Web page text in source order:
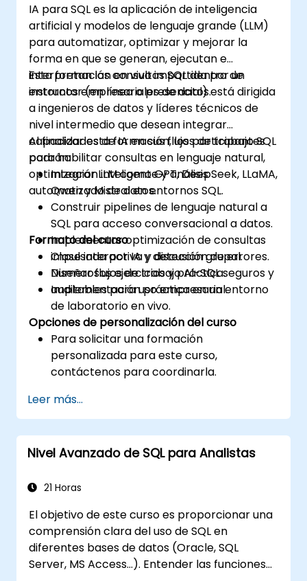
IA para SQL es la aplicación de inteligencia
artificial y modelos de lenguaje grande (LLM)
para automatizar, optimizar y mejorar la
forma en que se generan, ejecutan e
interpretan las consultas SQL dentro de
entornos empresariales de datos.
Esta formación en vivo impartida por un
instructor (en línea o presencial) está dirigida
a ingenieros de datos y líderes técnicos de
nivel intermedio que desean integrar
capacidades de IA en sus flujos de trabajo SQL
para habilitar consultas en lenguaje natural,
optimización inteligente y análisis
automatizado de datos.
Al finalizar esta formación, los participantes
podrán:
Integrar LLM como GPT, DeepSeek, LLaMA,
Qwen y Mistral en entornos SQL.
Construir pipelines de lenguaje natural a
SQL para acceso conversacional a datos.
Implementar optimización de consultas
impulsada por IA y detección de errores.
Diseñar flujos de trabajo AI-SQL seguros y
auditables para uso empresarial.
Formato del curso
Clase interactiva y discusión grupal.
Numerosos ejercicios y práctica.
Implementación práctica en un entorno
de laboratorio en vivo.
Opciones de personalización del curso
Para solicitar una formación
personalizada para este curso,
contáctenos para coordinarla.
Leer más...
Nivel Avanzado de SQL para Analistas
21 Horas
El objetivo de este curso es proporcionar una
comprensión clara del uso de SQL en
diferentes bases de datos (Oracle, SQL
Server, MS Access...). Entender las funciones